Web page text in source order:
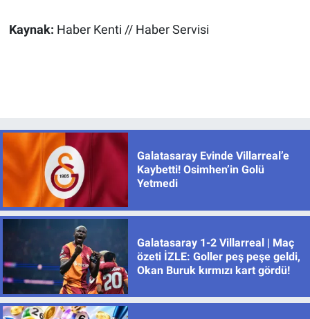
Kaynak: Haber Kenti // Haber Servisi
Galatasaray Evinde Villarreal’e
Kaybetti! Osimhen’in Golü
Yetmedi
Galatasaray 1-2 Villarreal | Maç
özeti İZLE: Goller peş peşe geldi,
Okan Buruk kırmızı kart gördü!